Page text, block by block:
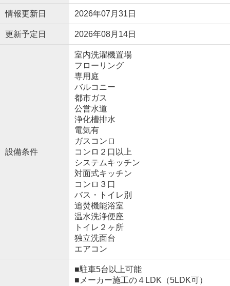
情報更新日 2026年07月31日
更新予定日 2026年08月14日
設備条件
室内洗濯機置場
フローリング
専用庭
バルコニー
都市ガス
公営水道
浄化槽排水
電気有
ガスコンロ
コンロ２口以上
システムキッチン
対面式キッチン
コンロ３口
バス・トイレ別
追焚機能浴室
温水洗浄便座
トイレ２ヶ所
独立洗面台
エアコン
■駐車5台以上可能
■メーカー施工の４LDK（5LDK可）